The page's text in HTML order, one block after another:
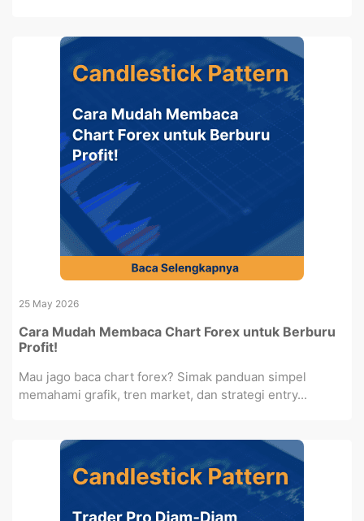
25 May 2026
Cara Mudah Membaca Chart Forex untuk Berburu
Profit!
Mau jago baca chart forex? Simak panduan simpel
memahami grafik, tren market, dan strategi entry...